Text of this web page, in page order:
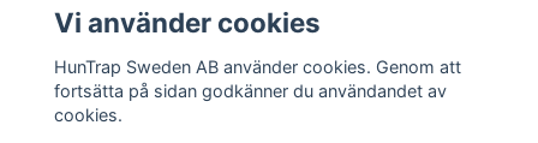
Vi använder cookies
HunTrap Sweden AB använder cookies. Genom att
fortsätta på sidan godkänner du användandet av
cookies.